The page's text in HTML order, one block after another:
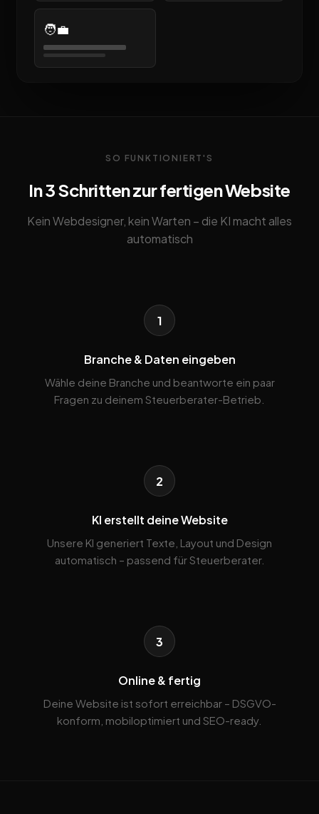
🧑‍💼
SO FUNKTIONIERT'S
In 3 Schritten zur fertigen Website
Kein Webdesigner, kein Warten – die KI macht alles
automatisch
1
Branche & Daten eingeben
Wähle deine Branche und beantworte ein paar
Fragen zu deinem Steuerberater-Betrieb.
2
KI erstellt deine Website
Unsere KI generiert Texte, Layout und Design
automatisch – passend für Steuerberater.
3
Online & fertig
Deine Website ist sofort erreichbar – DSGVO-
konform, mobiloptimiert und SEO-ready.